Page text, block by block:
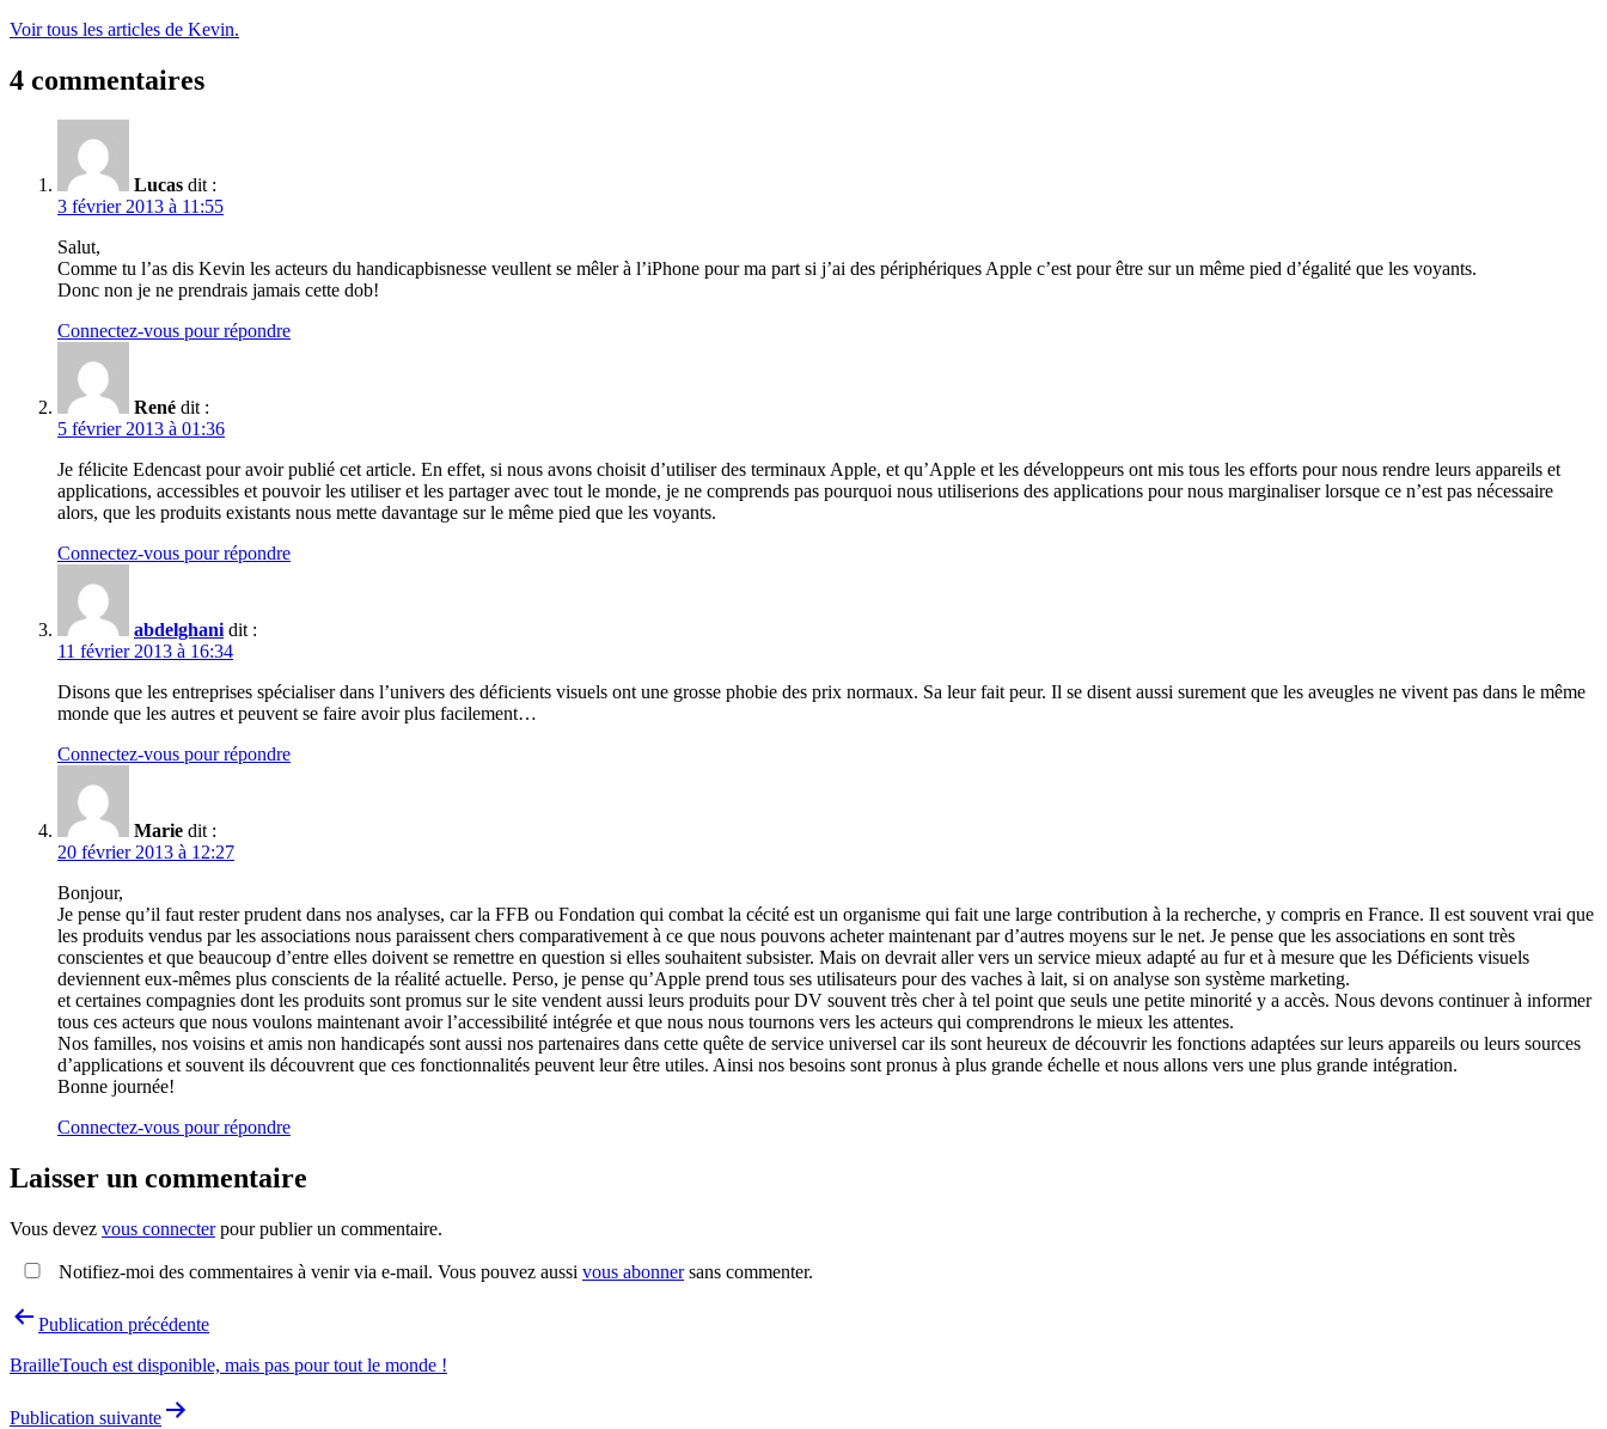
Voir tous les articles de Kevin.
4 commentaires
Lucas dit :
3 février 2013 à 11:55
Salut,
Comme tu l’as dis Kevin les acteurs du handicapbisnesse veullent se mêler à l’iPhone pour ma part si j’ai des périphériques Apple c’est pour être sur un même pied d’égalité que les voyants.
Donc non je ne prendrais jamais cette dob!
Connectez-vous pour répondre
René dit :
5 février 2013 à 01:36
Je félicite Edencast pour avoir publié cet article. En effet, si nous avons choisit d’utiliser des terminaux Apple, et qu’Apple et les développeurs ont mis tous les efforts pour nous rendre leurs appareils et
applications, accessibles et pouvoir les utiliser et les partager avec tout le monde, je ne comprends pas pourquoi nous utiliserions des applications pour nous marginaliser lorsque ce n’est pas nécessaire
alors, que les produits existants nous mette davantage sur le même pied que les voyants.
Connectez-vous pour répondre
abdelghani dit :
11 février 2013 à 16:34
Disons que les entreprises spécialiser dans l’univers des déficients visuels ont une grosse phobie des prix normaux. Sa leur fait peur. Il se disent aussi surement que les aveugles ne vivent pas dans le même
monde que les autres et peuvent se faire avoir plus facilement…
Connectez-vous pour répondre
Marie dit :
20 février 2013 à 12:27
Bonjour,
Je pense qu’il faut rester prudent dans nos analyses, car la FFB ou Fondation qui combat la cécité est un organisme qui fait une large contribution à la recherche, y compris en France. Il est souvent vrai que
les produits vendus par les associations nous paraissent chers comparativement à ce que nous pouvons acheter maintenant par d’autres moyens sur le net. Je pense que les associations en sont très
conscientes et que beaucoup d’entre elles doivent se remettre en question si elles souhaitent subsister. Mais on devrait aller vers un service mieux adapté au fur et à mesure que les Déficients visuels
deviennent eux-mêmes plus conscients de la réalité actuelle. Perso, je pense qu’Apple prend tous ses utilisateurs pour des vaches à lait, si on analyse son système marketing.
et certaines compagnies dont les produits sont promus sur le site vendent aussi leurs produits pour DV souvent très cher à tel point que seuls une petite minorité y a accès. Nous devons continuer à informer
tous ces acteurs que nous voulons maintenant avoir l’accessibilité intégrée et que nous nous tournons vers les acteurs qui comprendrons le mieux les attentes.
Nos familles, nos voisins et amis non handicapés sont aussi nos partenaires dans cette quête de service universel car ils sont heureux de découvrir les fonctions adaptées sur leurs appareils ou leurs sources
d’applications et souvent ils découvrent que ces fonctionnalités peuvent leur être utiles. Ainsi nos besoins sont pronus à plus grande échelle et nous allons vers une plus grande intégration.
Bonne journée!
Connectez-vous pour répondre
Laisser un commentaire
Vous devez vous connecterpour publier un commentaire.
Notifiez-moi des commentaires à venir via e-mail. Vous pouvez aussi vous abonnersans commenter.
Navigation
l’article
Publication précédente
BrailleTouch est disponible, mais pas pour tout le monde !
Publication suivante